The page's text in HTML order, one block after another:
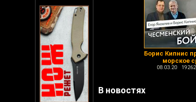
Борис Кипнис
морское
08.03.20
В новостях